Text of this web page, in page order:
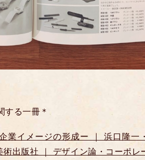
する一冊＊
業イメージの形成ー ｜ 浜口隆一
出版社 ｜ デザイン論・コーポレ